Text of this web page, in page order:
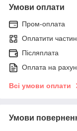
Умови оплати
Пром-оплата
Оплатити
Післяплата
Оплата на
Всі умови оплати
Умови